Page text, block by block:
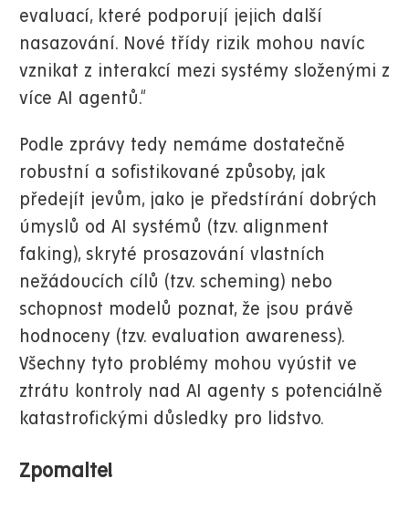
evaluací, které podporují jejich další
nasazování. Nové třídy rizik mohou navíc
vznikat z interakcí mezi systémy složenými z
více AI agentů.“
Podle zprávy tedy nemáme dostatečně
robustní a sofistikované způsoby, jak
předejít jevům, jako je předstírání dobrých
úmyslů od AI systémů (tzv. alignment
faking), skryté prosazování vlastních
nežádoucích cílů (tzv. scheming) nebo
schopnost modelů poznat, že jsou právě
hodnoceny (tzv. evaluation awareness).
Všechny tyto problémy mohou vyústit ve
ztrátu kontroly nad AI agenty s potenciálně
katastrofickými důsledky pro lidstvo.
Zpomalte!